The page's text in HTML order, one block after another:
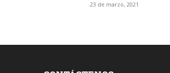
23 de marzo, 2021